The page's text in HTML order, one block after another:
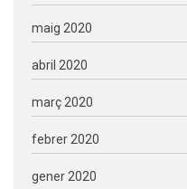
maig 2020
abril 2020
març 2020
febrer 2020
gener 2020